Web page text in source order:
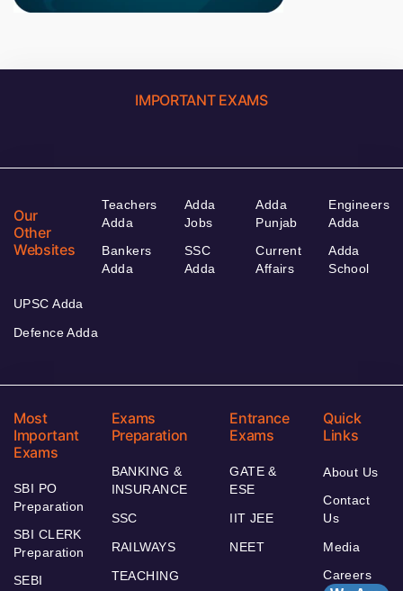
IMPORTANT EXAMS
Our
Other
Websites
Teachers
Adda
Bankers
Adda
Adda
Jobs
SSC
Adda
Adda
Punjab
Current
Affairs
Engineers
Adda
Adda
School
UPSC Adda
Defence Adda
Most
Important
Exams
SBI PO
Preparation
SBI CLERK
Preparation
SEBI
Exams
Preparation
BANKING &
INSURANCE
SSC
RAILWAYS
TEACHING
Entrance
Exams
GATE &
ESE
IIT JEE
NEET
Quick
Links
About Us
Contact
Us
Media
Careers